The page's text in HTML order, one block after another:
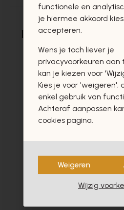
Deze producten
vast ook
- 60%
functionele en
je hiermee akkoord
accepteren.
Wens je toch liever je
privacyvoorkeuren aan
kan je kiezen voor
Kies je voor 'weigeren',
enkel gebruik van
Achteraf aanpassen
cookies pagina.
Weigeren
Wijzig